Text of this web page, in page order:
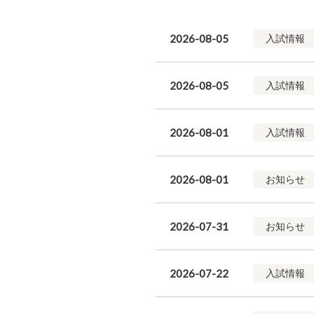
2026-08-05 入試情報
2026-08-05 入試情報
2026-08-01 入試情報
2026-08-01 お知らせ
2026-07-31 お知らせ
2026-07-22 入試情報